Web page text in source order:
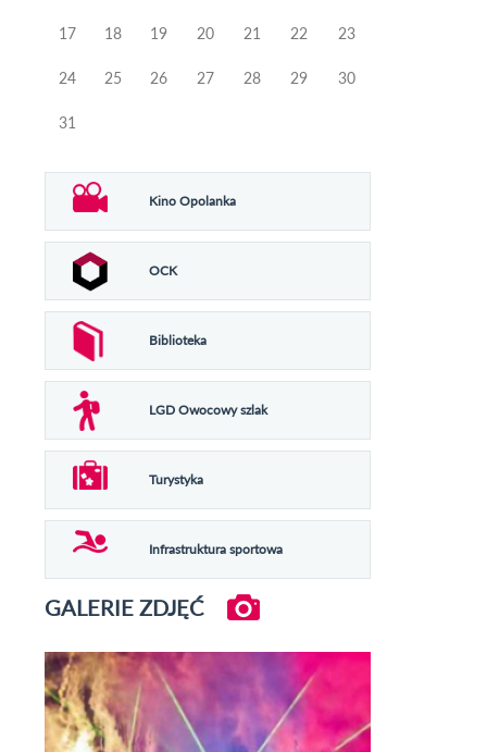
17 18 19 20 21 22 23
24 25 26 27 28 29 30
31
Kino Opolanka
OCK
Biblioteka
LGD Owocowy szlak
Turystyka
Infrastruktura sportowa
GALERIE ZDJĘĆ